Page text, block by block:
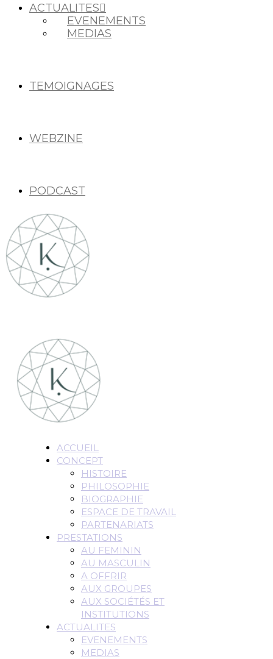
ACTUALITES
EVENEMENTS
MEDIAS
TEMOIGNAGES
WEBZINE
PODCAST
ACCUEIL
CONCEPT
HISTOIRE
PHILOSOPHIE
BIOGRAPHIE
ESPACE DE TRAVAIL
PARTENARIATS
PRESTATIONS
AU FEMININ
AU MASCULIN
A OFFRIR
AUX GROUPES
AUX SOCIÉTÉS ET
INSTITUTIONS
ACTUALITES
EVENEMENTS
MEDIAS